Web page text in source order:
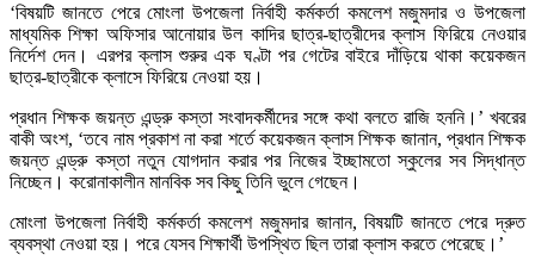
‘বিষয়টি জানতে পেরে মোংলা উপজেলা নির্বাহী কর্মকর্তা কমলেশ মজুমদার ও উপজেলা
মাধ্যমিক শিক্ষা অফিসার আনোয়ার উল কাদির ছাত্র-ছাত্রীদের ক্লাস ফিরিয়ে নেওয়ার
নির্দেশ দেন। এরপর ক্লাস শুরুর এক ঘণ্টা পর গেটের বাইরে দাঁড়িয়ে থাকা কয়েকজন
ছাত্র-ছাত্রীকে ক্লাসে ফিরিয়ে নেওয়া হয়।
প্রধান শিক্ষক জয়ন্ত এন্ড্রু কস্তা সংবাদকর্মীদের সঙ্গে কথা বলতে রাজি হননি।’ খবরের
বাকী অংশ, ‘তবে নাম প্রকাশ না করা শর্তে কয়েকজন ক্লাস শিক্ষক জানান, প্রধান শিক্ষক
জয়ন্ত এন্ড্রু কস্তা নতুন যোগদান করার পর নিজের ইচ্ছামতো স্কুলের সব সিদ্ধান্ত
নিচ্ছেন। করোনাকালীন মানবিক সব কিছু তিনি ভুলে গেছেন।
মোংলা উপজেলা নির্বাহী কর্মকর্তা কমলেশ মজুমদার জানান, বিষয়টি জানতে পেরে দ্রুত
ব্যবস্থা নেওয়া হয়। পরে যেসব শিক্ষার্থী উপস্থিত ছিল তারা ক্লাস করতে পেরেছে।’